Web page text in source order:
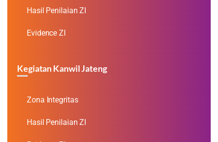
Hasil Penilaian ZI
Evidence ZI
Kegiatan Kanwil Jateng
Zona Integritas
Hasil Penilaian ZI